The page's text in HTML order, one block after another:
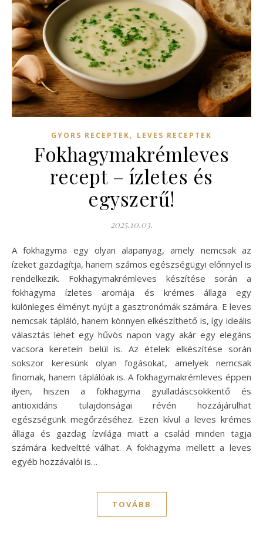
GYORS RECEPTEK, LEVES RECEPTEK
Fokhagymakrémleves
recept – ízletes és
egyszerű!
2025.10.03.
A fokhagyma egy olyan alapanyag, amely nemcsak az
ízeket gazdagítja, hanem számos egészségügyi előnnyel is
rendelkezik. Fokhagymakrémleves készítése során a
fokhagyma ízletes aromája és krémes állaga egy
különleges élményt nyújt a gasztronómák számára. E leves
nemcsak tápláló, hanem könnyen elkészíthető is, így ideális
választás lehet egy hűvös napon vagy akár egy elegáns
vacsora keretein belül is. Az ételek elkészítése során
sokszor keresünk olyan fogásokat, amelyek nemcsak
finomak, hanem táplálóak is. A fokhagymakrémleves éppen
ilyen, hiszen a fokhagyma gyulladáscsökkentő és
antioxidáns tulajdonságai révén hozzájárulhat
egészségünk megőrzéséhez. Ezen kívül a leves krémes
állaga és gazdag ízvilága miatt a család minden tagja
számára kedveltté válhat. A fokhagyma mellett a leves
egyéb hozzávalói is…
TOVÁBB